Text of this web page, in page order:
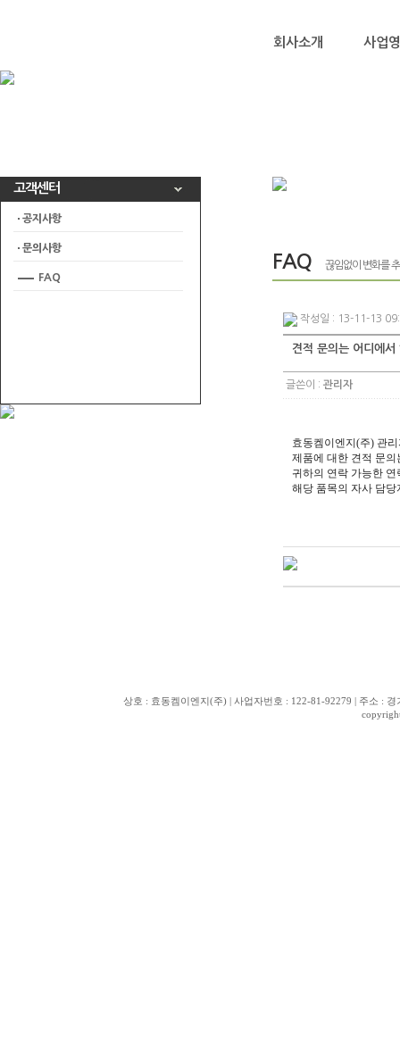
회사소개 사업
고객센터
공지사항
문의사항
FAQ
FAQ 끊임없이 변화를
작성일 : 13-11-13
견적 문의는 어디에서
글쓴이 : 관리자
효동켐이엔지(주) 관
제품에 대한 견적 문
귀하의 연락 가능한
해당 품목의 자사 담
상호 : 효동켐이엔지(주) | 사업자번호 : 122-81-92279 | 주소 :